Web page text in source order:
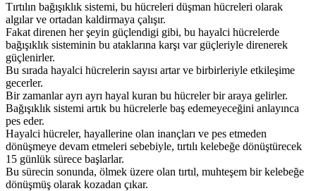
Tırtılın bağışıklık sistemi, bu hücreleri düşman hücreleri olarak
algılar ve ortadan kaldirmaya çalışır.
Fakat direnen her şeyin güçlendigi gibi, bu hayalci hücrelerde
bağışıklık sisteminin bu ataklarına karşı var güçleriyle direnerek
güçlenirler.
Bu sırada hayalci hücrelerin sayısı artar ve birbirleriyle etkileşime
gecerler.
Bir zamanlar ayrı ayrı hayal kuran bu hücreler bir araya gelirler.
Bağışıklık sistemi artık bu hücrelerle baş edemeyeceğini anlayınca
pes eder.
Hayalci hücreler, hayallerine olan inançları ve pes etmeden
dönüşmeye devam etmeleri sebebiyle, tırtılı kelebeğe dönüştürecek
15 günlük sürece başlarlar.
Bu sürecin sonunda, ölmek üzere olan tırtıl, muhteşem bir kelebeğe
dönüşmüş olarak kozadan çıkar.